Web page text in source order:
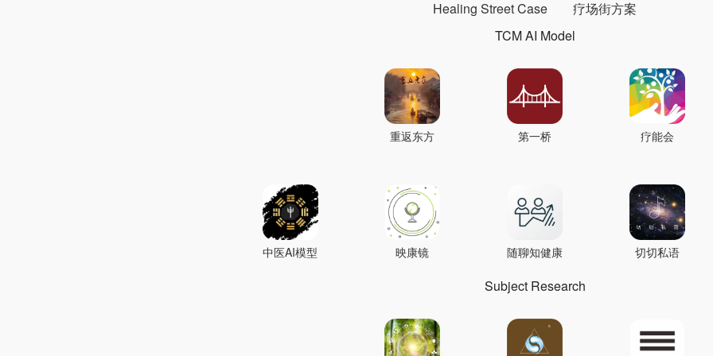
Healing Street Case
疗场街方案
TCM AI Model
重返东方 第一桥 疗能会
中医AI模型 映康镜 随聊知健康 切切私语
Subject Research